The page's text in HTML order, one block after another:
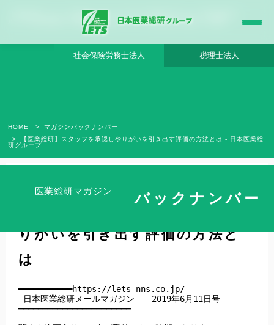
【医業総研】スタッフを承認しやりがいを引き出す評価の方法とは - 日本医業総研グ
ループ |日本医業総研｜医院開業・承継・クリニック経営支援・医療モール開発
社会保険労務士法人 税理士法人
医業総研マガジン バックナンバー
HOME
マガジンバックナンバー
【医業総研】スタッフを承認しやりがいを引き出す評価の方法とは - 日本医業総
研グループ
【医業総研】スタッフを承認しや
りがいを引き出す評価の方法と
は
━━━━━━━━━━━https://lets-nns.co.jp/
日本医業総研メールマガジン　　2019年6月11日号
━━━━━━━━━━━━━━━━━━━━━━━